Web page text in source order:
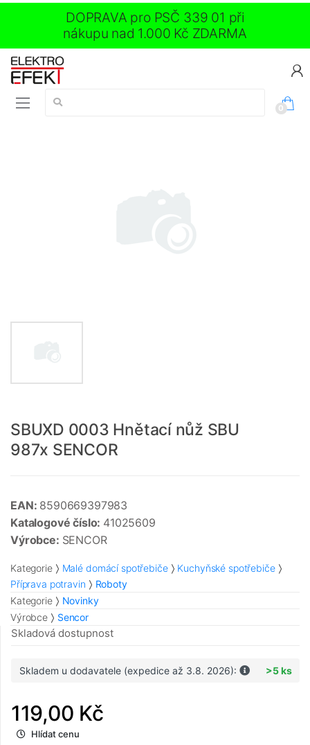
DOPRAVA pro PSČ 339 01 při
nákupu nad 1.000 Kč ZDARMA
Vyhledávání:
0
SBUXD 0003 Hnětací nůž SBU
987x SENCOR
EAN: 8590669397983
Katalogové číslo: 41025609
Výrobce: SENCOR
Kategorie Malé domácí spotřebiče
Kuchyňské spotřebiče
Příprava potravin
Roboty
Kategorie
Novinky
Výrobce
Sencor
Skladová dostupnost
Skladem u dodavatele (expedice až 3.8. 2026): >5 ks
119,00 Kč
Hlídat cenu